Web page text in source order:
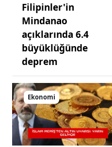
Gönder
Filipinler'in
Mindanao
açıklarında 6.4
büyüklüğünde
deprem
Ekonomi